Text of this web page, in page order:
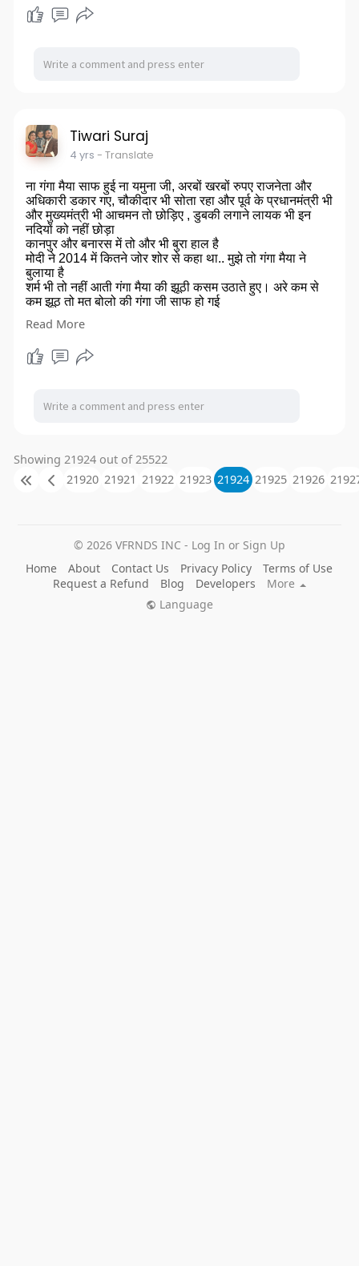
Tiwari Suraj
4 yrs - Translate
ना गंगा मैया साफ हुई ना यमुना जी, अरबों खरबों रुपए राजनेता और
अधिकारी डकार गए, चौकीदार भी सोता रहा और पूर्व के प्रधानमंत्री भी
और मुख्यमंत्री भी आचमन तो छोड़िए , डुबकी लगाने लायक भी इन
नदियों को नहीं छोड़ा
कानपुर और बनारस में तो और भी बुरा हाल है
मोदी ने 2014 में कितने जोर शोर से कहा था.. मुझे तो गंगा मैया ने
बुलाया है
शर्म भी तो नहीं आती गंगा मैया की झूठी कसम उठाते हुए। अरे कम से
कम झूठ तो मत बोलो की गंगा जी साफ हो गई
साफ करने के वादे कर रहा है
Read More
Showing 21924 out of 25522
21920 21921 21922 21923 21924 21925 21926
© 2026 VFRNDS INC - Log In or Sign Up
Home
About Contact Us Privacy Policy
Terms of Use
Request a Refund
Blog Developers
More
Language